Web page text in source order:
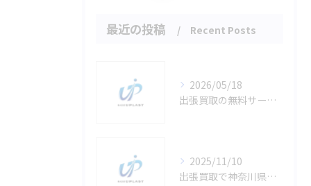
最近の投稿 Recent Posts
2026/05/18
出張買取の無料サービスを活用し神奈川県横浜市で大型家具や家電をお得に手間なく売却する方法
2025/11/10
出張買取で神奈川県横浜市南区井土ケ谷上町のブランド品を自宅でスムーズに現金化する方法